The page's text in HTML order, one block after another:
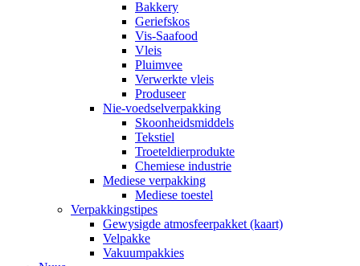
Bakkery
Geriefskos
Vis-Saafood
Vleis
Pluimvee
Verwerkte vleis
Produseer
Nie-voedselverpakking
Skoonheidsmiddels
Tekstiel
Troeteldierprodukte
Chemiese industrie
Mediese verpakking
Mediese toestel
Verpakkingstipes
Gewysigde atmosfeerpakket (kaart)
Velpakke
Vakuumpakkies